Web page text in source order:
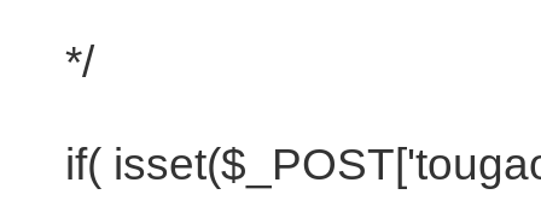
*/
if( isset($_POST